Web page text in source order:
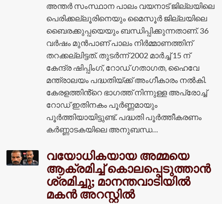
അന്തർ സംസ്ഥാന പാലം വയനാട് ജില്ലയിലെ
പെരിക്കല്ലൂരിനെയും മൈസൂർ ജില്ലയിലെ
ബൈരക്കുപ്പയെയും ബന്ധിപ്പിക്കുന്നതാണ്. 36
വർഷം മുൻപാണ് പാലം നിർമ്മാണത്തിന്
തറക്കല്ലിട്ടത്. തുടർന്ന് 2002 മാർച്ച് 15 ന്
കേന്ദ്ര ഷിപ്പിംഗ്, റോഡ് ഗതാഗത, ഹൈവേ
മന്ത്രാലയം പദ്ധതിയ്ക്ക് അംഗീകാരം നൽകി.
കേരളത്തിൻ്റെ ഭാഗത്ത് നിന്നുള്ള അപ്രോച്ച്
റോഡ് ഇതിനകം പൂർണ്ണമായും
പൂർത്തിയായിട്ടുണ്ട്. പദ്ധതി പൂർത്തീകരണം
കർണ്ണാടകയിലെ അനുബന്ധ…
വയോധികയായ അമ്മയെ
ആക്രമിച്ച് കൊലപ്പെടുത്താൻ
ശ്രമിച്ചു; മാനന്തവാടിയിൽ
മകൻ അറസ്റ്റിൽ